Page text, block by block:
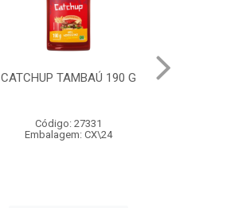
CATCHUP TAMBAÚ 190 G
Código: 27331
Embalagem: CX\24